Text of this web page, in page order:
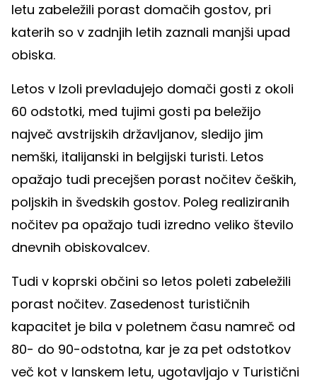
letu zabeležili porast domačih gostov, pri
katerih so v zadnjih letih zaznali manjši upad
obiska.
Letos v Izoli prevladujejo domači gosti z okoli
60 odstotki, med tujimi gosti pa beležijo
največ avstrijskih državljanov, sledijo jim
nemški, italijanski in belgijski turisti. Letos
opažajo tudi precejšen porast nočitev čeških,
poljskih in švedskih gostov. Poleg realiziranih
nočitev pa opažajo tudi izredno veliko število
dnevnih obiskovalcev.
Tudi v koprski občini so letos poleti zabeležili
porast nočitev. Zasedenost turističnih
kapacitet je bila v poletnem času namreč od
80- do 90-odstotna, kar je za pet odstotkov
več kot v lanskem letu, ugotavljajo v Turistični